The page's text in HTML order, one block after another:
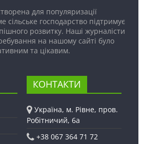
для популяризації
сільське господарство підтримує
розвитку. Наші журналісти
на нашому сайті було
та цікавим.
КОНТАКТИ
Україна, м. Рівне, пров.
Робітничий, 6а
+38 067 364 71 72